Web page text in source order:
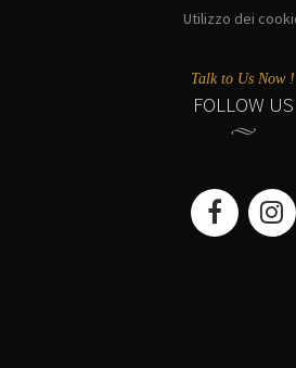
Utilizzo dei
Talk to Us Now !
FOLLOW US